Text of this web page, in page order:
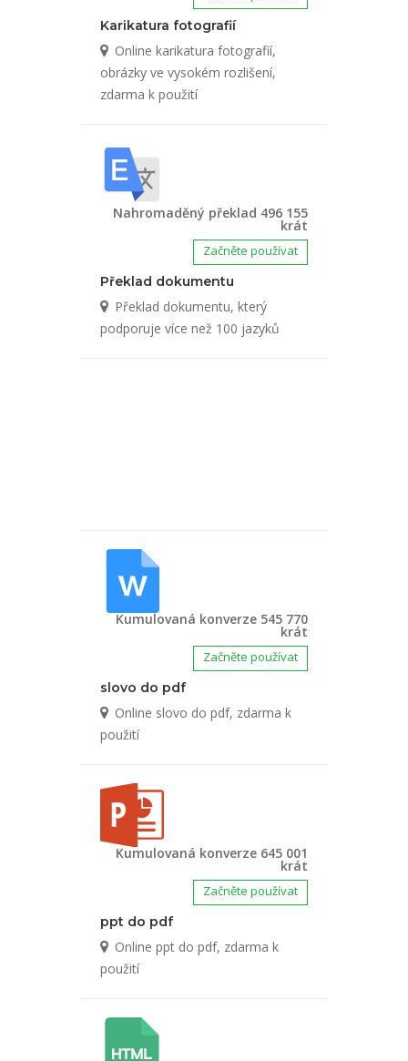
Karikatura fotografií
Online karikatura fotografií,
obrázky ve vysokém rozlišení,
zdarma k použití
Nahromaděný překlad 496 155
krát
Začněte používat
Překlad dokumentu
Překlad dokumentu, který
podporuje více než 100 jazyků
Kumulovaná konverze 545 770
krát
Začněte používat
slovo do pdf
Online slovo do pdf, zdarma k
použití
Kumulovaná konverze 645 001
krát
Začněte používat
ppt do pdf
Online ppt do pdf, zdarma k
použití